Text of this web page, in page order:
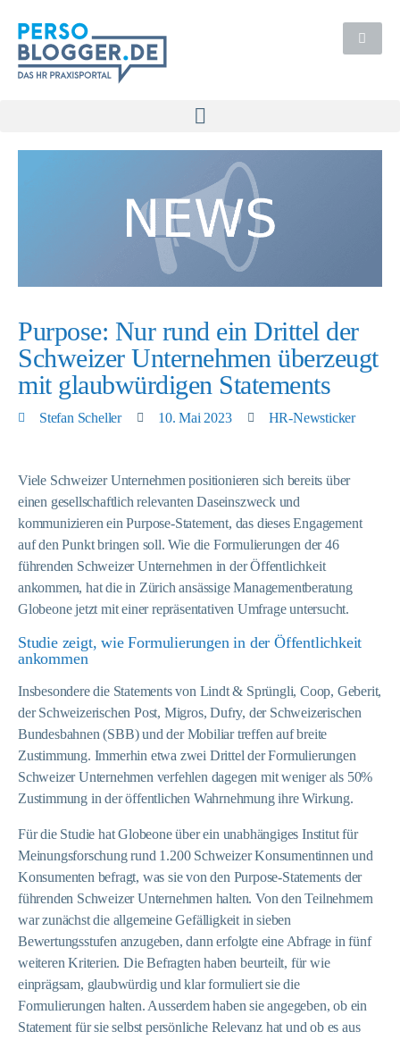
Purpose: Nur rund ein Drittel der
Schweizer Unternehmen überzeugt
mit glaubwürdigen Statements
Stefan Scheller 10. Mai 2023 HR-Newsticker
Viele Schweizer Unternehmen positionieren sich bereits über
einen gesellschaftlich relevanten Daseinszweck und
kommunizieren ein Purpose-Statement, das dieses Engagement
auf den Punkt bringen soll. Wie die Formulierungen der 46
führenden Schweizer Unternehmen in der Öffentlichkeit
ankommen, hat die in Zürich ansässige Managementberatung
Globeone jetzt mit einer repräsentativen Umfrage untersucht.
Studie zeigt, wie Formulierungen in der Öffentlichkeit
ankommen
Insbesondere die Statements von Lindt & Sprüngli, Coop, Geberit,
der Schweizerischen Post, Migros, Dufry, der Schweizerischen
Bundesbahnen (SBB) und der Mobiliar treffen auf breite
Zustimmung. Immerhin etwa zwei Drittel der Formulierungen
Schweizer Unternehmen verfehlen dagegen mit weniger als 50%
Zustimmung in der öffentlichen Wahrnehmung ihre Wirkung.
Für die Studie hat Globeone über ein unabhängiges Institut für
Meinungsforschung rund 1.200 Schweizer Konsumentinnen und
Konsumenten befragt, was sie von den Purpose-Statements der
führenden Schweizer Unternehmen halten. Von den Teilnehmern
war zunächst die allgemeine Gefälligkeit in sieben
Bewertungsstufen anzugeben, dann erfolgte eine Abfrage in fünf
weiteren Kriterien. Die Befragten haben beurteilt, für wie
einprägsam, glaubwürdig und klar formuliert sie die
Formulierungen halten. Ausserdem haben sie angegeben, ob ein
Statement für sie selbst persönliche Relevanz hat und ob es aus